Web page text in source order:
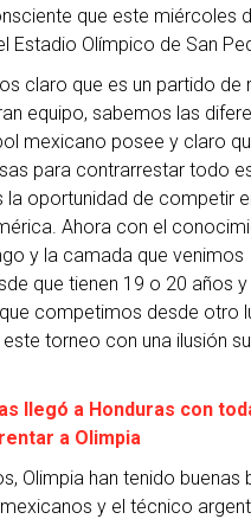
que este miércoles
Estadio Olímpico de San
claro que es un partido de
equipo, sabemos las
mexicano posee y claro
para contrarrestar todo
oportunidad de competir
Ahora con el
y la camada que venimos
que tienen 19 o 20 años
competimos desde otro
torneo con una ilusión
llegó a Honduras con
a Olimpia
Olimpia han tenido buenas
y el técnico